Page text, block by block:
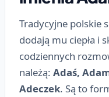
Tradycyjne polskie
dodają mu ciepła i
codziennych
należą: Adaś,
Adeczek. Są to